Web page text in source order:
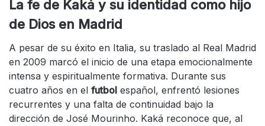
La fe de Kaká y su identidad como hijo
de Dios en Madrid
A pesar de su éxito en Italia, su traslado al Real Madrid
en 2009 marcó el inicio de una etapa emocionalmente
intensa y espiritualmente formativa. Durante sus
cuatro años en el futbol español, enfrentó lesiones
recurrentes y una falta de continuidad bajo la
dirección de José Mourinho. Kaká reconoce que, al